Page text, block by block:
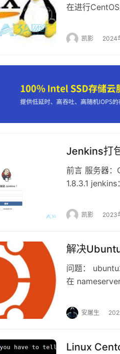
在进行
入 安装后，即
凯影 2024
Jenkins打
前言 服务器
1.8.3.1
x64.rpm –y 命
凯影 2023
解决
问题：
在
中的
安屠生
Linux